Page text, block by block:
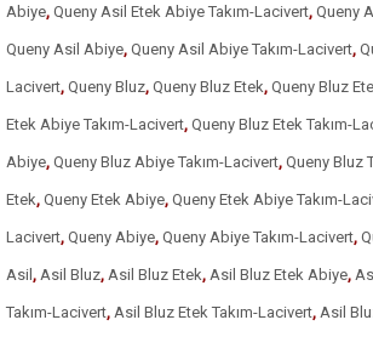
Abiye, Queny Asil Etek Abiye Takım-Lacivert, Queny
Queny Asil Abiye, Queny Asil Abiye Takım-Lacivert,
Lacivert, Queny Bluz, Queny Bluz Etek, Queny Bluz
Etek Abiye Takım-Lacivert, Queny Bluz Etek Takım-
Abiye, Queny Bluz Abiye Takım-Lacivert, Queny Bluz
Etek, Queny Etek Abiye, Queny Etek Abiye Takım-
Lacivert, Queny Abiye, Queny Abiye Takım-Lacivert,
Asil , Asil Bluz, Asil Bluz Etek, Asil Bluz Etek Abiye,
Takım-Lacivert, Asil Bluz Etek Takım-Lacivert, Asil